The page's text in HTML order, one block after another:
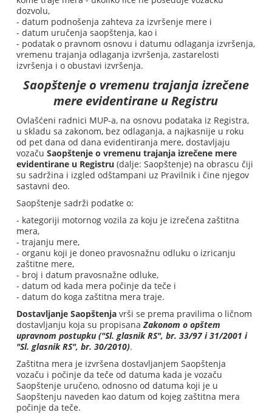
dozvolu,
- datum podnošenja zahteva za izvršenje mere i
- datum uručenja saopštenja, kao i
- podatak o pravnom osnovu i datumu odlaganja izvršenja,
vremenu trajanja odlaganja izvršenja, zastarelosti
izvršenja i o obustavi izvršenja.
Saopštenje o vremenu trajanja izrečene
mere evidentirane u Registru
Ovlašćeni radnici MUP-a, na osnovu podataka iz Registra,
u skladu sa zakonom, bez odlaganja, a najkasnije u roku
od pet dana od dana evidentiranja mere, dostavljaju
vozačuSaopštenje o vremenu trajanja izrečene mere
evidentirane u Registru (dalje: Saopštenje) na obrascu čiji
su sadržina i izgled odštampani uz Pravilnik i čine njegov
sastavni deo.
Saopštenje sadrži podatke o:
- kategoriji motornog vozila za koju je izrečena zaštitna
mera,
- trajanju mere,
- organu koji je doneo pravosnažnu odluku o izricanju
zaštitne mere,
- broj i datum pravosnažne odluke,
- datum od kada mera počinje da teče i
- datum do koga zaštitna mera traje.
Dostavljanje Saopštenja vrši se prema pravilima o ličnom
dostavljanju koja su propisanaZakonom o opštem
upravnom postupku ("Sl. glasnik RS", br. 33/97 i 31/2001 i
"Sl. glasnik RS", br. 30/2010).
Zaštitna mera je izvršena dostavljanjem Saopštenja
vozaču i počinje da teče od datuma kada je vozaču
Saopštenje uručeno, odnosno od datuma koji je u
Saopštenju naveden kao datum od kojeg zaštitna mera
počinje da teče.